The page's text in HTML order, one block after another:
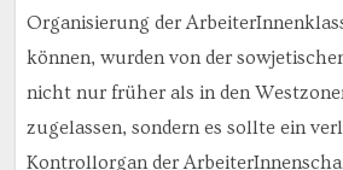
Organisierung der
können, wurden von der
nicht nur früher als in den
zugelassen, sondern es sollte ein
Kontrollorgan der